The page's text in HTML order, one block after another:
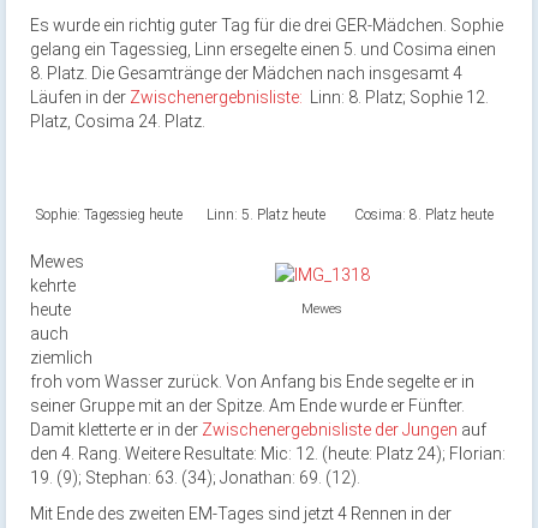
Es wurde ein richtig guter Tag für die drei GER-Mädchen. Sophie
gelang ein Tagessieg, Linn ersegelte einen 5. und Cosima einen
8. Platz. Die Gesamtränge der Mädchen nach insgesamt 4
Läufen in der Zwischenergebnisliste:
Linn: 8. Platz; Sophie 12.
Platz, Cosima 24. Platz.
Sophie: Tagessieg heute Linn: 5. Platz heute Cosima: 8. Platz heute
Mewes
Mewes
kehrte
heute
auch
ziemlich
froh vom Wasser zurück. Von Anfang bis Ende segelte er in
seiner Gruppe mit an der Spitze. Am Ende wurde er Fünfter.
Damit kletterte er in der Zwischenergebnisliste der Jungen auf
den 4. Rang. Weitere Resultate: Mic: 12. (heute: Platz 24); Florian:
19. (9); Stephan: 63. (34); Jonathan: 69. (12).
Mit Ende des zweiten EM-Tages sind jetzt 4 Rennen in der